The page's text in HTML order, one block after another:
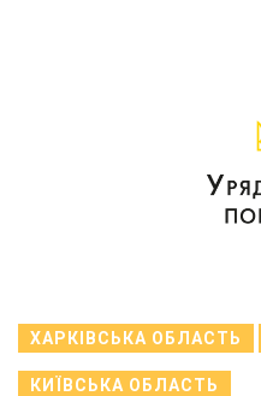
ХАРКІВСЬКА ОБЛАСТЬ
КИЇВСЬКА ОБЛАСТЬ